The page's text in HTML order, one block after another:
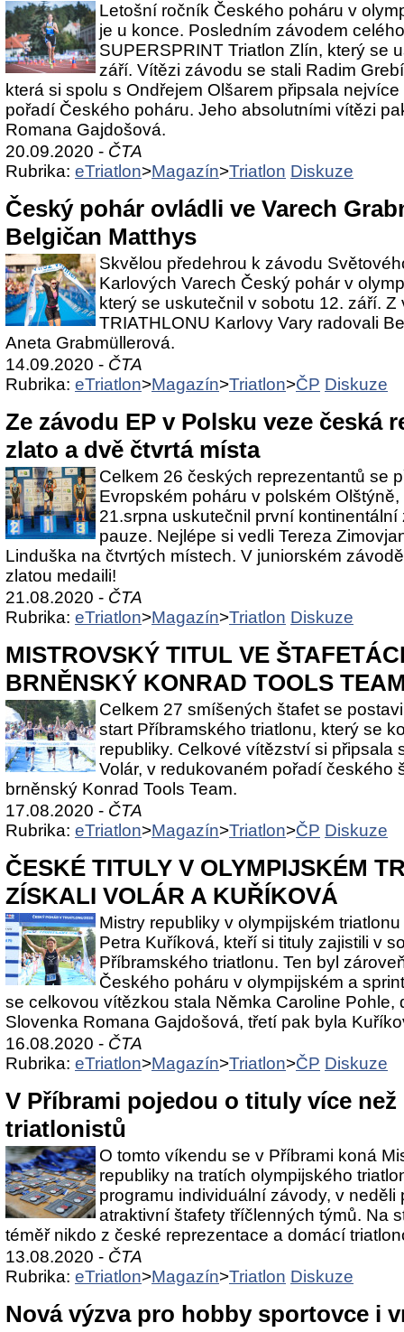
Letošní ročník Českého poháru v
je u konce. Posledním závodem
SUPERSPRINT Triatlon Zlín, který se
září. Vítězi závodu se stali Radim
která si spolu s Ondřejem Olšarem připsala
pořadí Českého poháru. Jeho absolutními vítězi
Romana Gajdošová.
20.09.2020 - ČTA
Rubrika: eTriatlon>Magazín>Triatlon Diskuze
Český pohár ovládli ve Varech
Belgičan Matthys
Skvělou předehrou k závodu
Karlových Varech Český pohár v
který se uskutečnil v sobotu 12. září.
TRIATHLONU Karlovy Vary radovali
Aneta Grabmüllerová.
14.09.2020 - ČTA
Rubrika: eTriatlon>Magazín>Triatlon>ČP Diskuze
Ze závodu EP v Polsku veze česká
zlato a dvě čtvrtá místa
Celkem 26 českých reprezentantů se
Evropském poháru v polském
21.srpna uskutečnil první
pauze. Nejlépe si vedli Tereza
Linduška na čtvrtých místech. V juniorském
zlatou medaili!
21.08.2020 - ČTA
Rubrika: eTriatlon>Magazín>Triatlon Diskuze
MISTROVSKÝ TITUL VE
BRNĚNSKÝ KONRAD TOOLS
Celkem 27 smíšených štafet se
start Příbramského triatlonu, který se
republiky. Celkové vítězství si připsala
Volár, v redukovaném pořadí českého
brněnský Konrad Tools Team.
17.08.2020 - ČTA
Rubrika: eTriatlon>Magazín>Triatlon>ČP Diskuze
ČESKÉ TITULY V OLYMPIJSKÉM
ZÍSKALI VOLÁR A KUŘÍKOVÁ
Mistry republiky v olympijském
Petra Kuříková, kteří si tituly zajistili v
Příbramského triatlonu. Ten byl
Českého poháru v olympijském a
se celkovou vítězkou stala Němka Caroline Pohle,
Slovenka Romana Gajdošová, třetí pak byla
16.08.2020 - ČTA
Rubrika: eTriatlon>Magazín>Triatlon>ČP Diskuze
V Příbrami pojedou o tituly více
triatlonistů
O tomto víkendu se v Příbrami koná
republiky na tratích olympijského
programu individuální závody, v neděli
atraktivní štafety tříčlenných týmů. Na
téměř nikdo z české reprezentace a domácí
13.08.2020 - ČTA
Rubrika: eTriatlon>Magazín>Triatlon Diskuze
Nová výzva pro hobby sportovce i